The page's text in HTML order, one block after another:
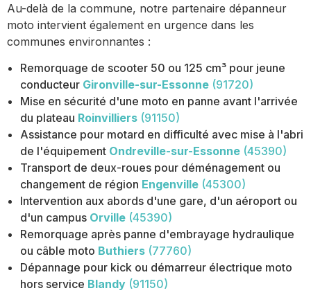
Au-delà de la commune, notre partenaire dépanneur
moto intervient également en urgence dans les
communes environnantes :
Remorquage de scooter 50 ou 125 cm³ pour jeune
conducteur Gironville-sur-Essonne (91720)
Mise en sécurité d'une moto en panne avant l'arrivée
du plateau Roinvilliers (91150)
Assistance pour motard en difficulté avec mise à l'abri
de l'équipement Ondreville-sur-Essonne (45390)
Transport de deux-roues pour déménagement ou
changement de région Engenville (45300)
Intervention aux abords d'une gare, d'un aéroport ou
d'un campus Orville (45390)
Remorquage après panne d'embrayage hydraulique
ou câble moto Buthiers (77760)
Dépannage pour kick ou démarreur électrique moto
hors service Blandy (91150)